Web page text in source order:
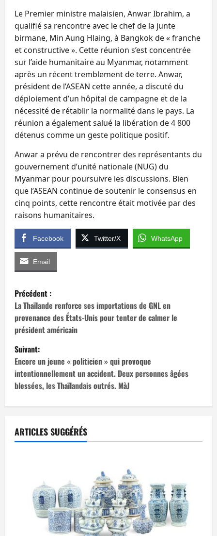
Le Premier ministre malaisien, Anwar Ibrahim, a
qualifié sa rencontre avec le chef de la junte
birmane, Min Aung Hlaing, à Bangkok de « franche
et constructive ». Cette réunion s’est concentrée
sur l’aide humanitaire au Myanmar, notamment
après un récent tremblement de terre. Anwar,
président de l’ASEAN cette année, a discuté du
déploiement d’un hôpital de campagne et de la
nécessité de rétablir la normalité dans le pays. La
réunion a également salué la libération de 4 800
détenus comme un geste politique positif.
Anwar a prévu de rencontrer des représentants du
gouvernement d’unité nationale (NUG) du
Myanmar pour poursuivre les discussions. Bien
que l’ASEAN continue de soutenir le consensus en
cinq points, cette rencontre était motivée par des
raisons humanitaires.
Facebook Twitter/X WhatsApp
Email
N
a
v
i
g
a
t
i
Précédent :
La Thaïlande renforce ses importations de GNL en
provenance des États-Unis pour tenter de calmer le
président américain
Suivant:
Encore un jeune « politicien » qui provoque
intentionnellement un accident. Deux personnes âgées
blessées, les Thaïlandais outrés. MàJ
ARTICLES SUGGÉRÉS